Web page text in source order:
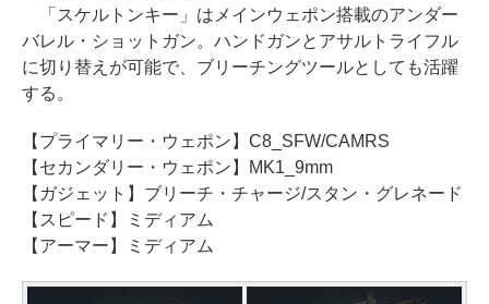
「スケルトンキー」はメインウェポン搭載のアンダー
バレル・ショットガン。ハンドガンとアサルトライフル
に切り替えが可能で、ブリーチングツールとしても活躍
する。
【プライマリー・ウェポン】C8_SFW/CAMRS
【セカンダリー・ウェポン】MK1_9mm
【ガジェット】ブリーチ・チャージ/スタン・グレネード
【スピード】ミディアム
【アーマー】ミディアム